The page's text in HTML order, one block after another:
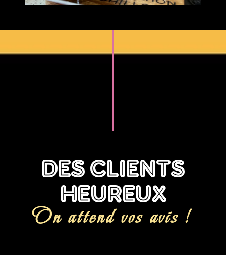
DES CLIENTS
HEUREUX
On attend vos avis !